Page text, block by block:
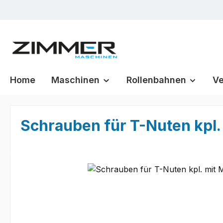
Home Maschinen Rollenbahnen
Schrauben für T-Nuten
Bildergalerie überspringen